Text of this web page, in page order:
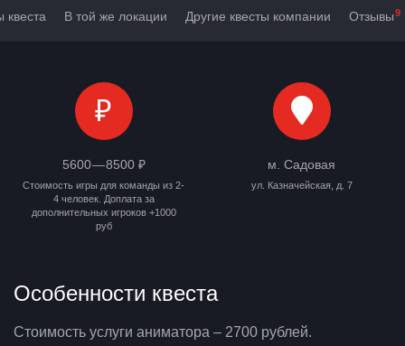
квеста В той же локации Другие квесты компании Отзывы9
₽
5600 — 8500 ₽
Стоимость игры для команды из 2-
4 человек. Доплата за
дополнительных игроков +1000
руб
м. Садовая
ул. Казначейская, д. 7
Особенности квеста
Стоимость услуги аниматора – 2700 рублей.